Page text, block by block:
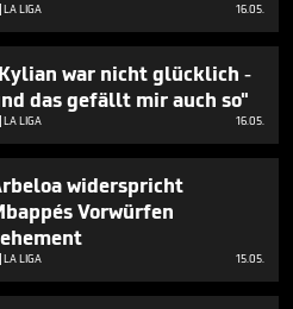
LA LIGA 16.05.
war nicht glücklich -
das gefällt mir auch so"
LA LIGA 16.05.
widerspricht
Vorwürfen
LA LIGA 15.05.